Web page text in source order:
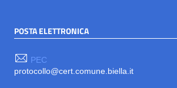
POSTA ELETTRONICA
PEC
protocollo@cert.comune.biella.it